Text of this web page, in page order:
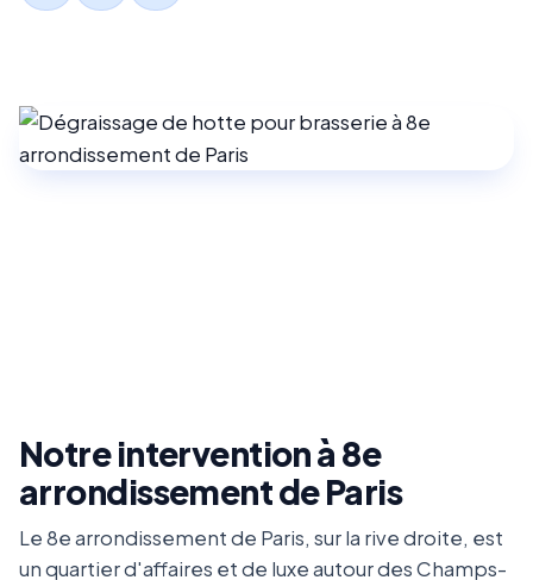
Notre intervention à 8e
arrondissement de Paris
Le 8e arrondissement de Paris, sur la rive droite, est
un quartier d'affaires et de luxe autour des Champs-